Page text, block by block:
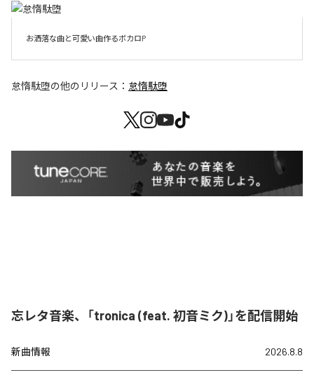
お洒落な曲と可愛い曲作るボカロP
怠惰駄堕の他のリリース： 怠惰駄堕
忘レタ音楽、「tronica (feat. 初音ミク)」を配信開始
新曲情報 2026.8.8